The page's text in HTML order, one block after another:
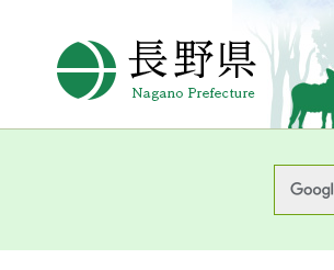
長野県